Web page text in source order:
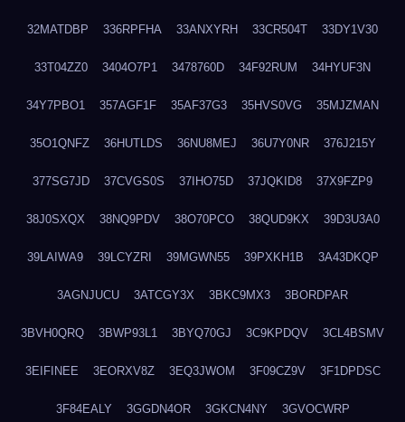
32MATDBP 336RPFHA 33ANXYRH 33CR504T 33DY1V30
33T04ZZ0 3404O7P1 3478760D 34F92RUM 34HYUF3N
34Y7PBO1 357AGF1F 35AF37G3 35HVS0VG 35MJZMAN
35O1QNFZ 36HUTLDS 36NU8MEJ 36U7Y0NR 376J215Y
377SG7JD 37CVGS0S 37IHO75D 37JQKID8 37X9FZP9
38J0SXQX 38NQ9PDV 38O70PCO 38QUD9KX 39D3U3A0
39LAIWA9 39LCYZRI 39MGWN55 39PXKH1B 3A43DKQP
3AGNJUCU 3ATCGY3X 3BKC9MX3 3BORDPAR
3BVH0QRQ 3BWP93L1 3BYQ70GJ 3C9KPDQV 3CL4BSMV
3EIFINEE 3EORXV8Z 3EQ3JWOM 3F09CZ9V 3F1DPDSC
3F84EALY 3GGDN4OR 3GKCN4NY 3GVOCWRP